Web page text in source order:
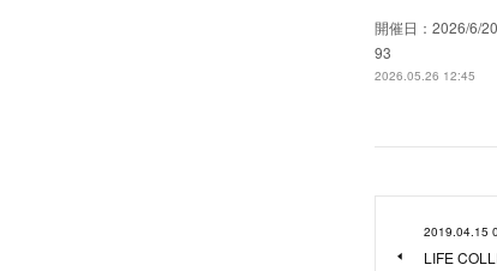
開催日：2026/6/
93
2026.05.26 12:45
2019.04.15
LIFE